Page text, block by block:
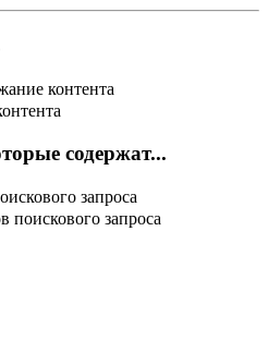
контента
содержат...
запроса
поискового запроса